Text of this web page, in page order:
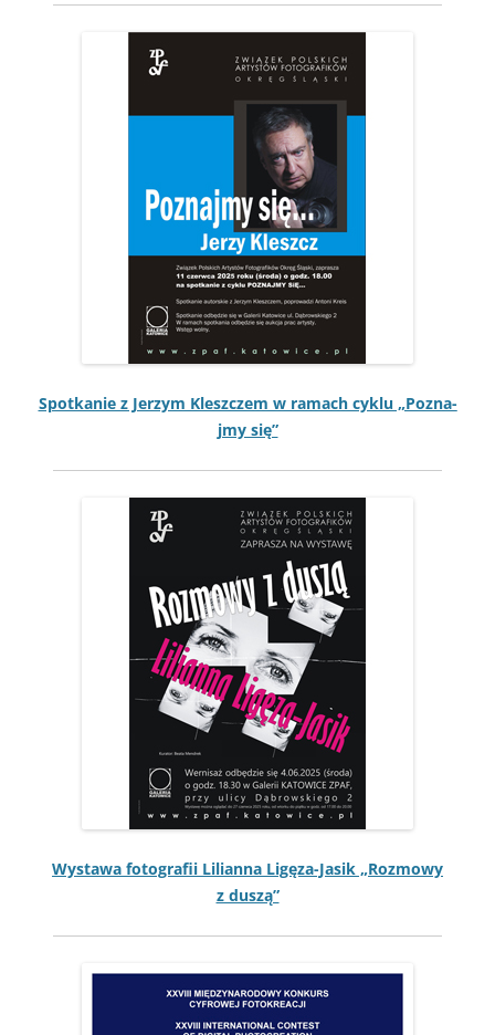
Spotkanie z Jerzym Kleszczem w ramach cyk­lu „Poz­na­
jmy się”
Wys­tawa fotografii Lil­ian­na Ligęza-Jasik „Roz­mowy
z duszą”